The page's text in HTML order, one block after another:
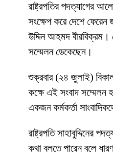
রাষ্ট্রপতির পদত্যাগের
সংক্ষেপ করে দেশে ফেরেন
উদ্দিন আহমদ বীরবিক্রম।
সম্মেলন ডেকেছেন।
শুক্রবার (২৪ জুলাই)
কক্ষে এই সংবাদ সম্মেলন
একজন কর্মকর্তা
রাষ্ট্রপতি সাহাবুদ্দিনের
কথা বলতে পারেন বলে